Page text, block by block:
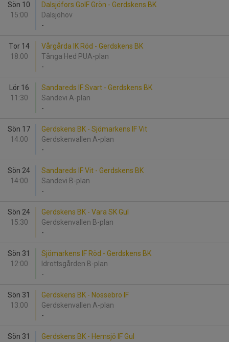
Sön 10
15:00
Dalsjöfors GoIF Grön - Gerdskens BK
Dalsjöhov
-
Tor 14
18:00
Vårgårda IK Röd - Gerdskens BK
Tånga Hed PUA-plan
-
Lör 16
11:30
Sandareds IF Svart - Gerdskens BK
Sandevi A-plan
-
Sön 17
14:00
Gerdskens BK - Sjömarkens IF Vit
Gerdskenvallen A-plan
-
Sön 24
14:00
Sandareds IF Vit - Gerdskens BK
Sandevi B-plan
-
Sön 24
15:30
Gerdskens BK - Vara SK Gul
Gerdskenvallen B-plan
-
Sön 31
12:00
Sjömarkens IF Röd - Gerdskens BK
Idrottsgården B-plan
-
Sön 31
13:00
Gerdskens BK - Nossebro IF
Gerdskenvallen A-plan
-
Sön 31
Gerdskens BK - Hemsjö IF Gul